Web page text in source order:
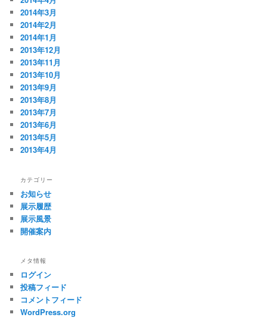
2014年3月
2014年2月
2014年1月
2013年12月
2013年11月
2013年10月
2013年9月
2013年8月
2013年7月
2013年6月
2013年5月
2013年4月
カテゴリー
お知らせ
展示履歴
展示風景
開催案内
メタ情報
ログイン
投稿フィード
コメントフィード
WordPress.org